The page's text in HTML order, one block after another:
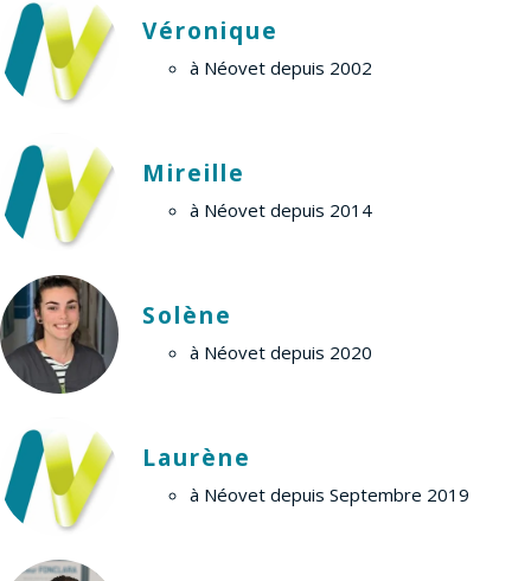
Véronique
à Néovet depuis 2002
Mireille
à Néovet depuis 2014
Solène
à Néovet depuis 2020
Laurène
à Néovet depuis Septembre 2019